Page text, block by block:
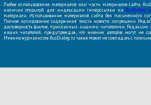
Любое использование материалов или части материалов сайта
наличии открытой для индексации гиперссылки на RusDialog.ru
материала. Использование материалов сайта без письменного
Полное копирование содержания текста новости запрещено.
достоверность фактов, присланных нашими читателями. Редакция
наших читателей, предупреждая, что мнения авторов могут не
Мнение журналистов RusDialog.ru также может не совпадать с